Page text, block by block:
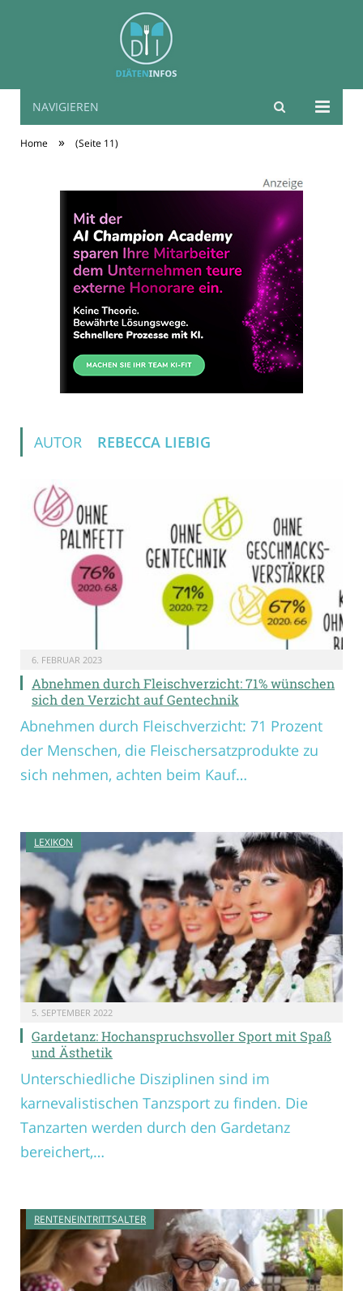
Diäten Infos
NAVIGIEREN
Home » (Seite 11)
AUTOR REBECCA LIEBIG
6. FEBRUAR 2023
Abnehmen durch Fleischverzicht: 71% wünschen
sich den Verzicht auf Gentechnik
Abnehmen durch Fleischverzicht: 71 Prozent
der Menschen, die Fleischersatzprodukte zu
sich nehmen, achten beim Kauf…
LEXIKON
5. SEPTEMBER 2022
Gardetanz: Hochanspruchsvoller Sport mit Spaß
und Ästhetik
Unterschiedliche Disziplinen sind im
karnevalistischen Tanzsport zu finden. Die
Tanzarten werden durch den Gardetanz
bereichert,…
RENTENEINTRITTSALTER